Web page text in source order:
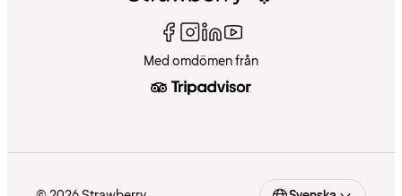
Med omdömen från